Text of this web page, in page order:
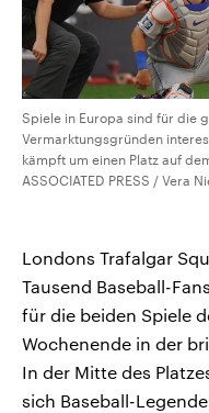
Spiele in Europa sind für die
Vermarktungsgründen
kämpft um einen Platz auf
ASSOCIATED PRESS / Vera
Londons Trafalgar
Tausend Baseball-
für die beiden Spiele
Wochenende in der
In der Mitte des
sich Baseball-